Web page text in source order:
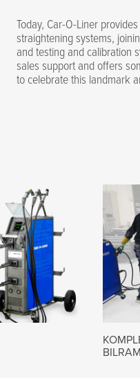
Today, Car-O-Liner
straightening systems,
and testing and calibration
sales support and offers
to celebrate this landmark